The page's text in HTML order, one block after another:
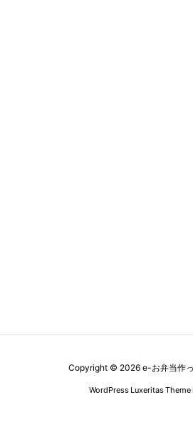
Copyright © 2026 e-お弁当作
WordPress Luxeritas